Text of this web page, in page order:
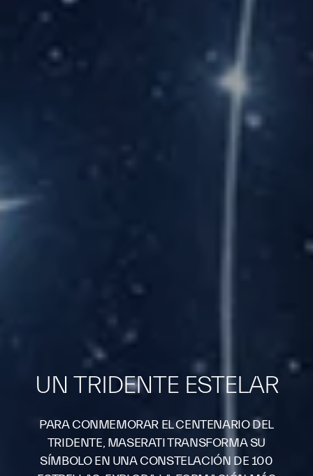
UN TRIDENTE ESTELAR
PARA CONMEMORAR EL CENTENARIO DEL
TRIDENTE, MASERATI TRANSFORMA SU
SÍMBOLO EN UNA CONSTELACIÓN DE 100